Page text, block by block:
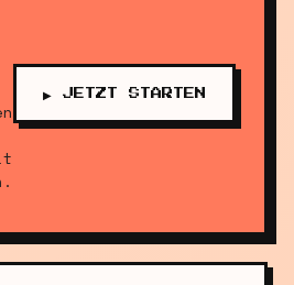
▶ JETZT STARTEN